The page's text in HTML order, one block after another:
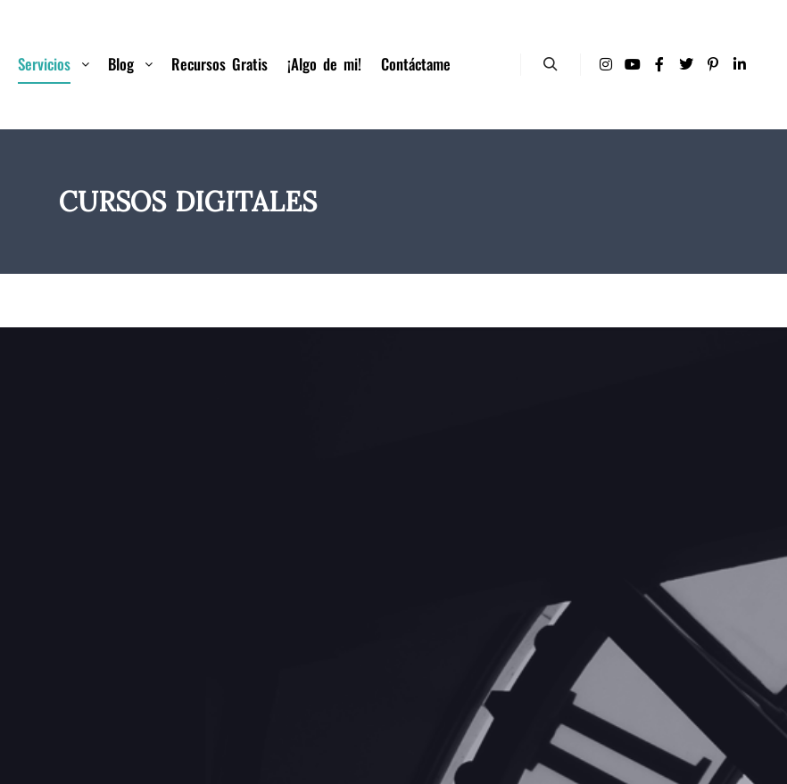
Servicios Blog Recursos Gratis ¡Algo de mi! Contáctame
CURSOS DIGITALES